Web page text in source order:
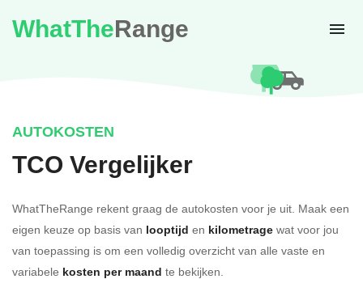
WhatTheRange
AUTOKOSTEN
TCO Vergelijker
WhatTheRange rekent graag de autokosten voor je uit. Maak een
eigen keuze op basis van looptijd en kilometrage wat voor jou
van toepassing is om een volledig overzicht van alle vaste en
variabele kosten per maand te bekijken.